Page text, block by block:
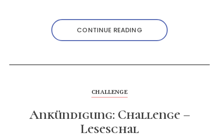
CONTINUE READING
CHALLENGE
Ankündigung: Challenge –
Leseschal